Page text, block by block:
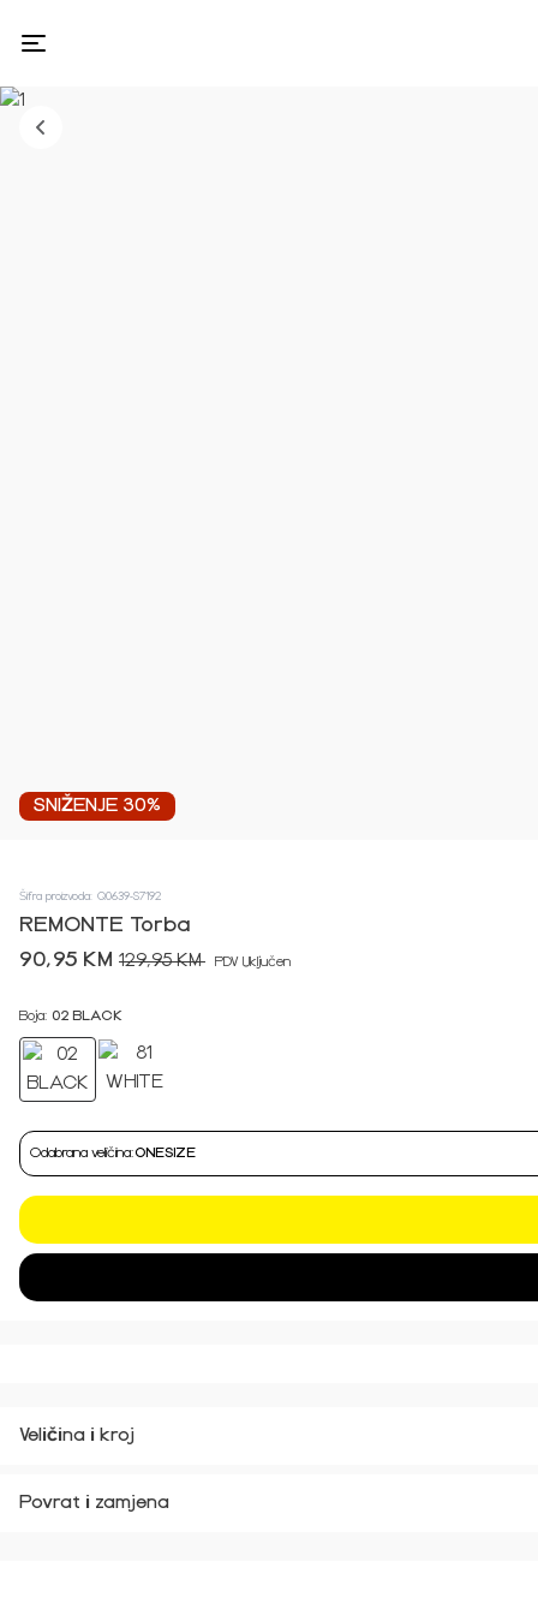
SNIŽENJE 30%
Šifra proizvoda: Q0639-S7192
REMONTE Torba
90,95 KM 129,95 KM PDV Uključen
Boja: 02 BLACK
Odabrana veličina:ONESIZE
Veličina i kroj
Povrat i zamjena